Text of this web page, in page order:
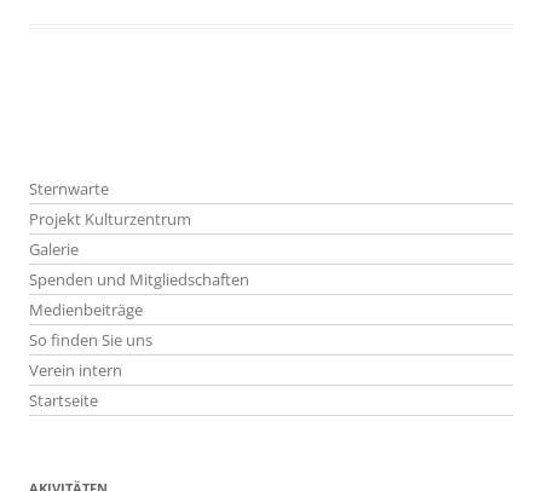
Sternwarte
Projekt Kulturzentrum
Galerie
Spenden und Mitgliedschaften
Medienbeiträge
So finden Sie uns
Verein intern
Startseite